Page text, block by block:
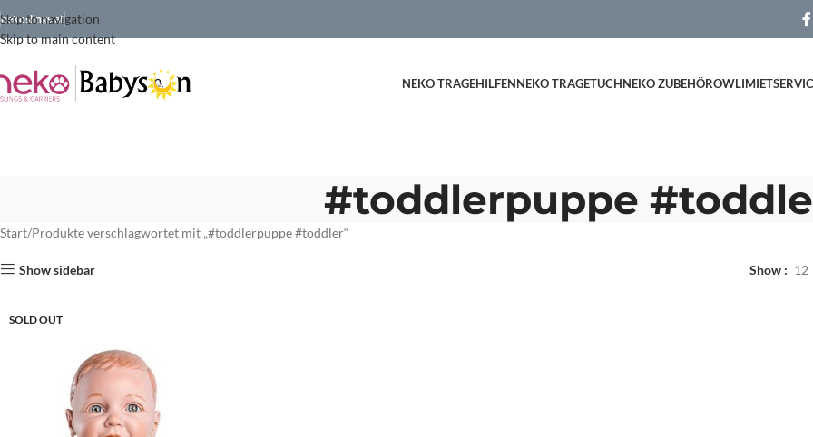
Skip to navigation
Skip to main content
nekoslings.at
NEKO TRAGEHILFENNEKO TRAGETUCHNEKO ZUBEHÖROWLI
#toddlerpuppe
Start Produkte verschlagwortet mit „#toddlerpuppe #toddler“
Show sidebar Show 12
SOLD OUT